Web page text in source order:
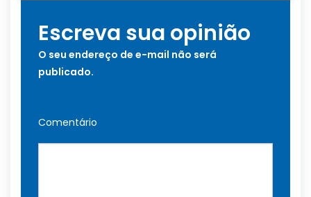
Escreva sua opinião
O seu endereço de e-mail não será
publicado.
Comentário